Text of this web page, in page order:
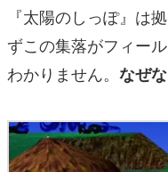
『太陽のしっぽ』は
ずこの集落がフィー
わかりません。 なぜ